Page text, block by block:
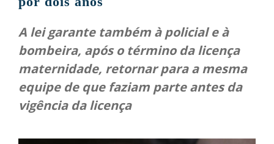
A lei garante também à policial e à
bombeira, após o término da licença
maternidade, retornar para a mesma
equipe de que faziam parte antes da
vigência da licença